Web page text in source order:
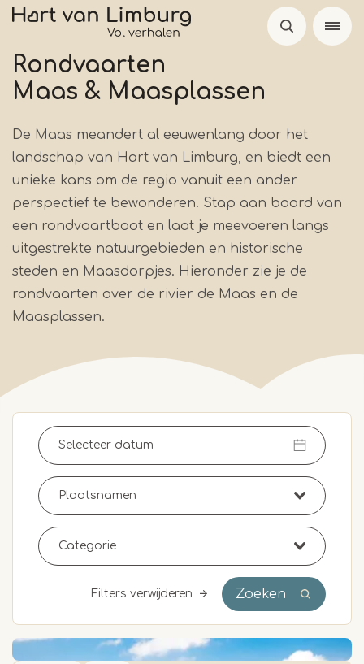
Overslaan
naar
de
inhoud
gaan
Rondvaarten
Maas & Maasplassen
De Maas meandert al eeuwenlang door het
landschap van Hart van Limburg, en biedt een
unieke kans om de regio vanuit een ander
perspectief te bewonderen. Stap aan boord van
een rondvaartboot en laat je meevoeren langs
uitgestrekte natuurgebieden en historische
steden en Maasdorpjes. Hieronder zie je de
rondvaarten over de rivier de Maas en de
Maasplassen.
Filters verwijderen Zoeken